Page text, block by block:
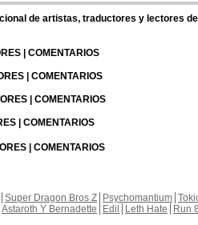
de artistas, traductores y lectores
| COMENTARIOS
| COMENTARIOS
| COMENTARIOS
| COMENTARIOS
| COMENTARIOS
Super Dragon Bros Z Psychomantium
Astaroth Y Bernadette Edil Leth Hate Run 8